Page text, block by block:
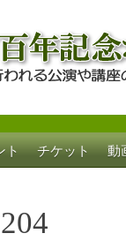
年記
演や講座のご案内
ト チケット 動